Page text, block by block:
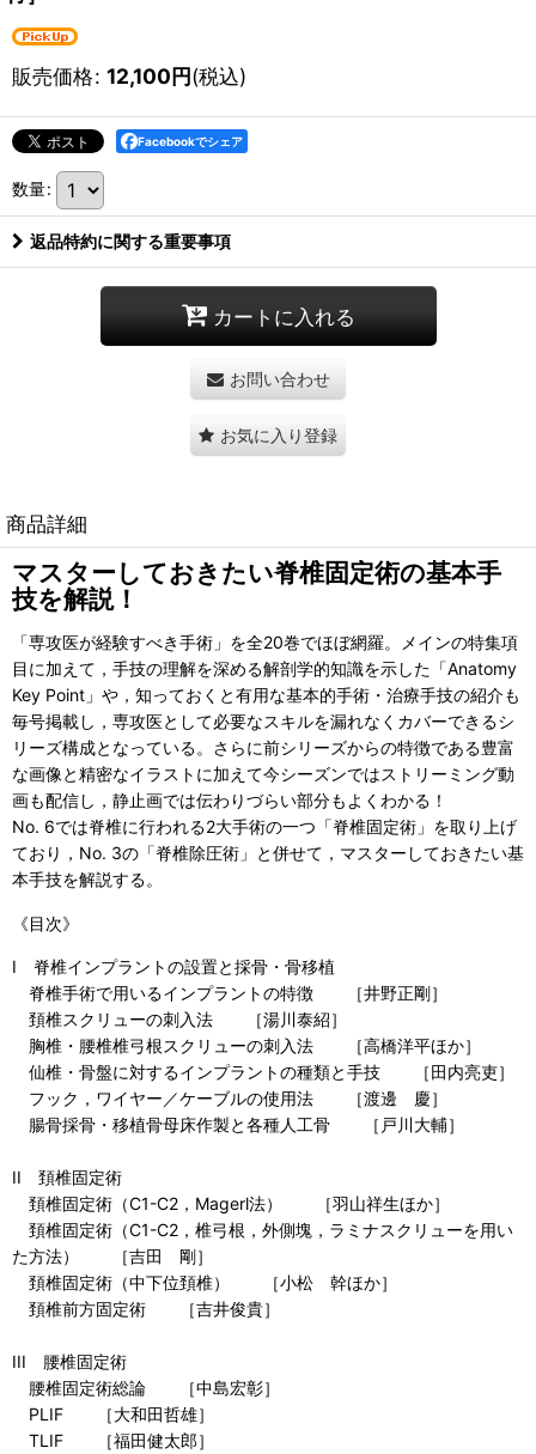
販売価格: 12,100円(税込)
Facebookでシェア
数量:
返品特約に関する重要事項
カートに入れる
お問い合わせ
お気に入り登録
商品詳細
マスターしておきたい脊椎固定術の基本手
技を解説！
「専攻医が経験すべき手術」を全20巻でほぼ網羅。メインの特集項
目に加えて，手技の理解を深める解剖学的知識を示した「Anatomy
Key Point」や，知っておくと有用な基本的手術・治療手技の紹介も
毎号掲載し，専攻医として必要なスキルを漏れなくカバーできるシ
リーズ構成となっている。さらに前シリーズからの特徴である豊富
な画像と精密なイラストに加えて今シーズンではストリーミング動
画も配信し，静止画では伝わりづらい部分もよくわかる！
No. 6では脊椎に行われる2大手術の一つ「脊椎固定術」を取り上げ
ており，No. 3の「脊椎除圧術」と併せて，マスターしておきたい基
本手技を解説する。
《目次》
I 脊椎インプラントの設置と採骨・骨移植
脊椎手術で用いるインプラントの特徴 ［井野正剛］
頚椎スクリューの刺入法 ［湯川泰紹］
胸椎・腰椎椎弓根スクリューの刺入法 ［高橋洋平ほか］
仙椎・骨盤に対するインプラントの種類と手技 ［田内亮吏］
フック，ワイヤー／ケーブルの使用法 ［渡邊 慶］
腸骨採骨・移植骨母床作製と各種人工骨 ［戸川大輔］
II 頚椎固定術
頚椎固定術（C1-C2，Magerl法） ［羽山祥生ほか］
頚椎固定術（C1-C2，椎弓根，外側塊，ラミナスクリューを用い
た方法） ［吉田 剛］
頚椎固定術（中下位頚椎） ［小松 幹ほか］
頚椎前方固定術 ［吉井俊貴］
III 腰椎固定術
腰椎固定術総論 ［中島宏彰］
PLIF ［大和田哲雄］
TLIF ［福田健太郎］